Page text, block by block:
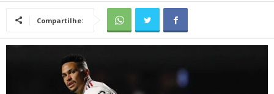
Compartilhe: